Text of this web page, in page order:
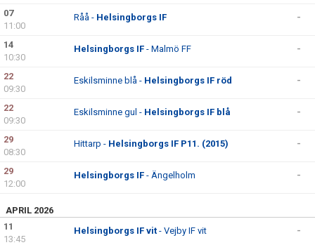
07
11:00
Råå - Helsingborgs IF -
14
10:30
Helsingborgs IF - Malmö FF -
22
09:30
Eskilsminne blå - Helsingborgs IF röd -
22
09:30
Eskilsminne gul - Helsingborgs IF blå -
29
08:30
Hittarp - Helsingborgs IF P11. (2015) -
29
12:00
Helsingborgs IF - Ängelholm -
APRIL 2026
11
13:45
Helsingborgs IF vit - Vejby IF vit -